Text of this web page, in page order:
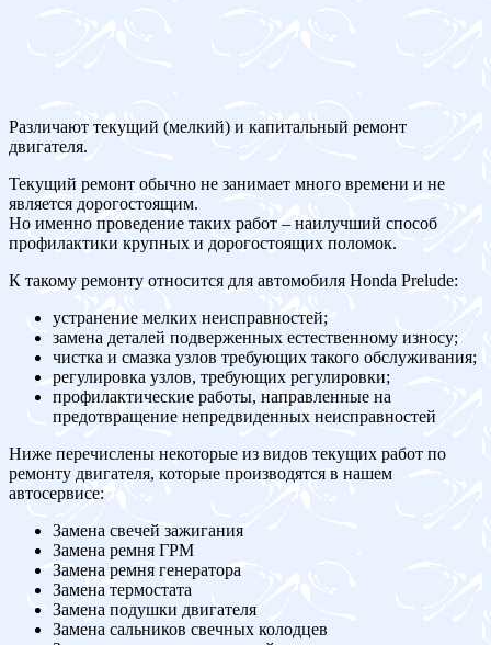
Различают текущий (мелкий) и капитальный ремонт
двигателя.
Текущий ремонт обычно не занимает много времени и не
является дорогостоящим.
Но именно проведение таких работ – наилучший способ
профилактики крупных и дорогостоящих поломок.
К такому ремонту относится для автомобиля Honda Prelude:
устранение мелких неисправностей;
замена деталей подверженных естественному износу;
чистка и смазка узлов требующих такого обслуживания;
регулировка узлов, требующих регулировки;
профилактические работы, направленные на
предотвращение непредвиденных неисправностей
Ниже перечислены некоторые из видов текущих работ по
ремонту двигателя, которые производятся в нашем
автосервисе:
Замена свечей зажигания
Замена ремня ГРМ
Замена ремня генератора
Замена термостата
Замена подушки двигателя
Замена сальников свечных колодцев